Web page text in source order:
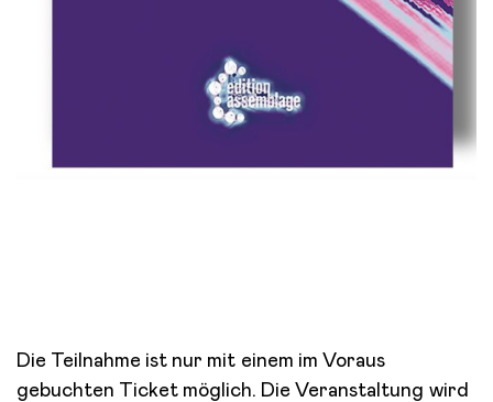
Die Teilnahme ist nur mit einem im Voraus
gebuchten Ticket möglich. Die Veranstaltung wird